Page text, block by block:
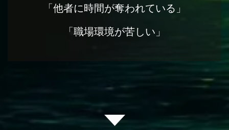
「他者に時間が奪われている」
「職場環境が苦しい」